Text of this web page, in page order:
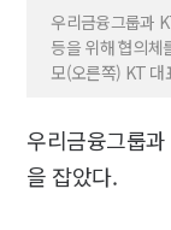
우리금융그룹과
등을 위해 협의체
모(오른쪽) KT 대
우리금융그룹
을 잡았다.